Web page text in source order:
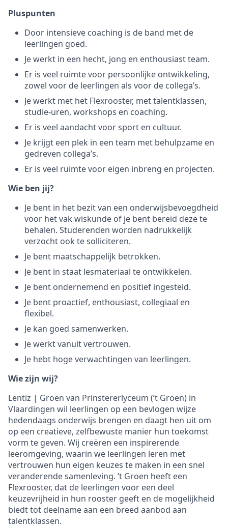
Pluspunten
Door intensieve coaching is de band met de
leerlingen goed.
Je werkt in een hecht, jong en enthousiast team.
Er is veel ruimte voor persoonlijke ontwikkeling,
zowel voor de leerlingen als voor de collega’s.
Je werkt met het Flexrooster, met talentklassen,
studie-uren, workshops en coaching.
Er is veel aandacht voor sport en cultuur.
Je krijgt een plek in een team met behulpzame en
gedreven collega’s.
Er is veel ruimte voor eigen inbreng en projecten.
Wie ben jij?
Je bent in het bezit van een onderwijsbevoegdheid
voor het vak wiskunde of je bent bereid deze te
behalen. Studerenden worden nadrukkelijk
verzocht ook te solliciteren.
Je bent maatschappelijk betrokken.
Je bent in staat lesmateriaal te ontwikkelen.
Je bent ondernemend en positief ingesteld.
Je bent proactief, enthousiast, collegiaal en
flexibel.
Je kan goed samenwerken.
Je werkt vanuit vertrouwen.
Je hebt hoge verwachtingen van leerlingen.
Wie zijn wij?
Lentiz | Groen van Prinstererlyceum (’t Groen) in
Vlaardingen wil leerlingen op een bevlogen wijze
hedendaags onderwijs brengen en daagt hen uit om
op een creatieve, zelfbewuste manier hun toekomst
vorm te geven. Wij creëren een inspirerende
leeromgeving, waarin we leerlingen leren met
vertrouwen hun eigen keuzes te maken in een snel
veranderende samenleving. ’t Groen heeft een
Flexrooster, dat de leerlingen voor een deel
keuzevrijheid in hun rooster geeft en de mogelijkheid
biedt tot deelname aan een breed aanbod aan
talentklassen.